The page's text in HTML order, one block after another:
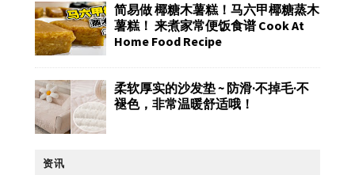
简易做 椰糖木薯糕！马六甲椰糖蒸木
薯糕！ 来煮家常便饭食谱 Cook At
Home Food Recipe
柔软厚实的沙发垫 ~ 防滑·不掉毛·不
褪色，非常温暖舒适哦！
资讯